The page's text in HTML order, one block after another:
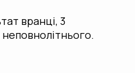
вранці, 3